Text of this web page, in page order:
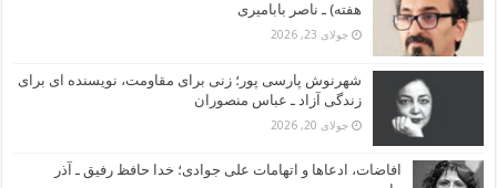
هفته) ـ ناصر بابامیری
جولای 23, 2026
شهرنوش پارسی پور؛ زنی برای مقاومت، نویسنده ای برای
زندگی آزاد ـ عباس منصوران
جولای 20, 2026
افاضات، ادعاها و اتهامات علی جوادی؛ خدا حافظ رفیق ـ آذر